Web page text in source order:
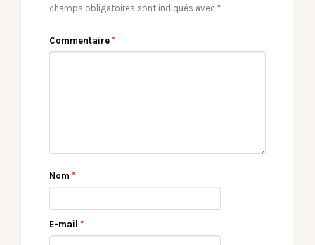
champs obligatoires sont indiqués avec *
Commentaire *
Nom *
E-mail *